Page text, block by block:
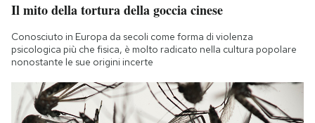
Il mito della tortura della goccia cinese
Conosciuto in Europa da secoli come forma di violenza
psicologica più che fisica, è molto radicato nella cultura popolare
nonostante le sue origini incerte